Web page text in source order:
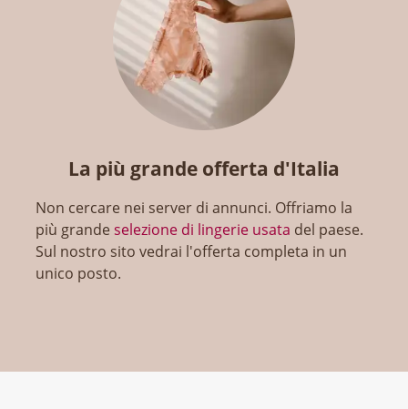
La più grande offerta d'Italia
Non cercare nei server di annunci. Offriamo la
più grandeselezione di lingerie usata del paese.
Sul nostro sito vedrai l'offerta completa in un
unico posto.